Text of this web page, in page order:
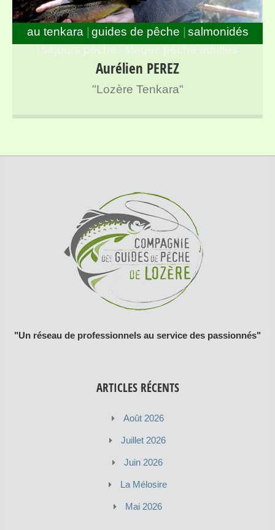
Guide de pêche à la mouche spécialisé en Tenkara sur
l’ensemble des rivières de Lozère
au tenkara guides de pêche
salmonidés
séjours pêche
stages pêche adultes
Aurélien PEREZ
"Lozère Tenkara"
"Un réseau de professionnels au service des passionnés"
ARTICLES RÉCENTS
Août 2026
Juillet 2026
Juin 2026
La Mélosire
Mai 2026